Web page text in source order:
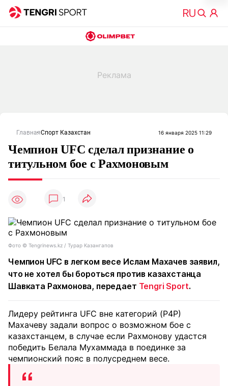
ГлавнаяСпорт Казахстан 16 января 2025 11:29
Чемпион UFC сделал признание о
титульном бое с Рахмоновым
1
Фото ©️ Tengrinews.kz / Турар Казангапов
Чемпион UFC в легком весе Ислам Махачев заявил,
что не хотел бы бороться против казахстанца
Шавката Рахмонова, передает Tengri Sport.
Лидеру рейтинга UFC вне категорий (P4P)
Махачеву задали вопрос о возможном бое с
казахстанцем, в случае если Рахмонову удастся
победить Белала Мухаммада в поединке за
чемпионский пояс в полусреднем весе.